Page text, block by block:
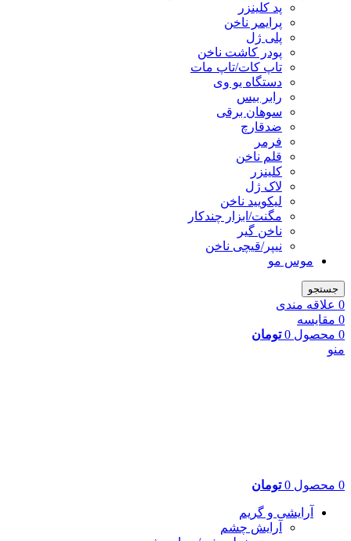
پد کلینزر
پرایمر ناخن
پلی ژل
پودر کاشت ناخن
تاپ کات/تاپ مات
دستگاه یو وی
رابر بیس
سوهان برقی
ضدقارچ
فرمر
قلم ناخن
کلینزر
لاک ژل
لیکوييد ناخن
مگنت/ابزار چندکار
ناخن گیر
نیپر/قیچی ناخن
موس مو
جستجو
0 علاقه مندی
0 مقایسه
0 محصول 0 تومان
منو
0 محصول 0 تومان
آرایشی و گریم
آرایش چشم